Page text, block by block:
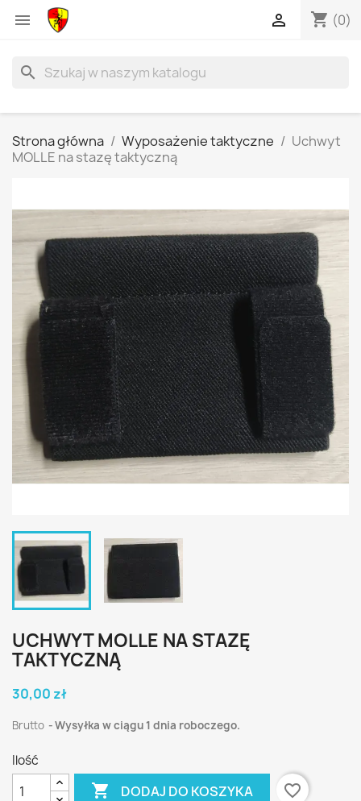
 shopping_cart (0)

search
Strona główna Wyposażenie taktyczne
Uchwyt
MOLLE na stazę taktyczną
UCHWYT MOLLE NA STAZĘ
TAKTYCZNĄ
30,00 zł
Brutto Wysyłka w ciągu 1 dnia roboczego.
Ilość
 DODAJ DO KOSZYKA favorite_border